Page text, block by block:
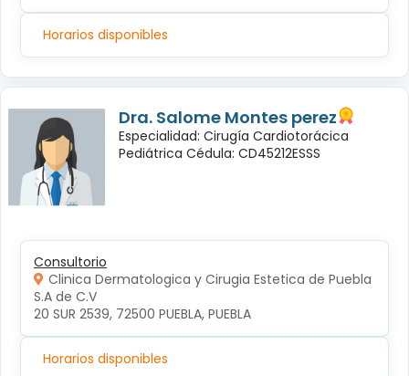
Horarios disponibles
Dra. Salome Montes perez
Especialidad: Cirugía Cardiotorácica
Pediátrica Cédula: CD45212ESSS
Consultorio
Clinica Dermatologica y Cirugia Estetica de Puebla
S.A de C.V
20 SUR 2539, 72500 PUEBLA, PUEBLA
Horarios disponibles